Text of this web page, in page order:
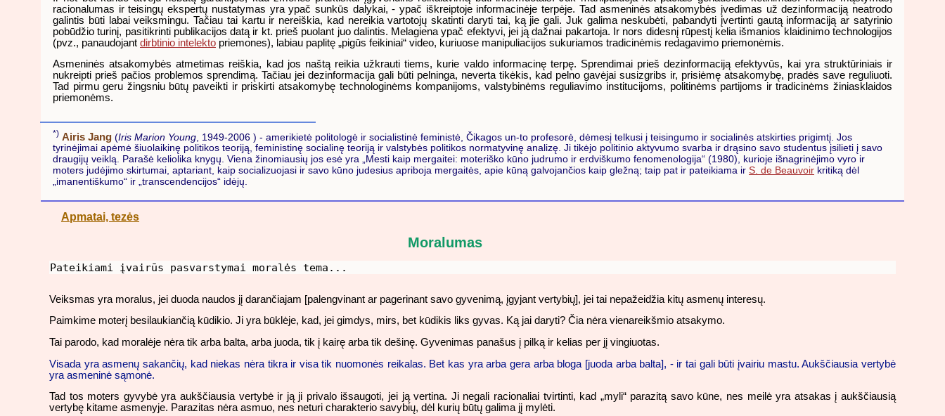
racionalumas ir teisingų ekspertų nustatymas yra ypač sunkūs dalykai, - ypač iškreiptoje informacinėje terpėje. Tad asmeninės atsakomybės įvedimas už dezinformaciją neatrodo
galintis būti labai veiksmingu. Tačiau tai kartu ir nereiškia, kad nereikia vartotojų skatinti daryti tai, ką jie gali. Juk galima neskubėti, pabandyti įvertinti gautą informaciją ar satyrinio
pobūdžio turinį, pasitikrinti publikacijos datą ir kt. prieš puolant juo dalintis. Melagiena ypač efektyvi, jei ją dažnai pakartoja. Ir nors didesnį rūpestį kelia išmanios klaidinimo technologijos
(pvz., panaudojant dirbtinio intelekto priemones), labiau paplitę „pigūs feikiniai“ video, kuriuose manipuliacijos sukuriamos tradicinėmis redagavimo priemonėmis.
Asmeninės atsakomybės atmetimas reiškia, kad jos naštą reikia užkrauti tiems, kurie valdo informacinę terpę. Sprendimai prieš dezinformaciją efektyvūs, kai yra struktūriniais ir
nukreipti prieš pačios problemos sprendimą. Tačiau jei dezinformacija gali būti pelninga, neverta tikėkis, kad pelno gavėjai susizgribs ir, prisiėmę atsakomybę, pradės save reguliuoti.
Tad pirmu geru žingsniu būtų paveikti ir priskirti atsakomybę technologinėms kompanijoms, valstybinėms reguliavimo institucijoms, politinėms partijoms ir tradicinėms žiniasklaidos
priemonėms.
*) Airis Jang (Iris Marion Young , 1949-2006 ) - amerikietė politologė ir socialistinė feministė, Čikagos un-to profesorė, dėmesį telkusi į teisingumo ir socialinės atskirties prigimtį. Jos
tyrinėjimai apėmė šiuolaikinę politikos teoriją, feministinę socialinę teoriją ir valstybės politikos normatyvinę analizę. Ji tikėjo politinio aktyvumo svarba ir drąsino savo studentus įsilieti į savo
draugijų veiklą. Parašė keliolika knygų. Viena žinomiausių jos esė yra „Mesti kaip mergaitei: moteriško kūno judrumo ir erdviškumo fenomenologija“ (1980), kurioje išnagrinėjimo vyro ir
moters judėjimo skirtumai, aptariant, kaip socializuojasi ir savo kūno judesius apriboja mergaitės, apie kūną galvojančios kaip gležną; taip pat ir pateikiama ir S. de Beauvoir kritiką dėl
„imanentiškumo“ ir „transcendencijos“ idėjų.
Apmatai, tezės
Moralumas
Pateikiami įvairūs pasvarstymai moralės tema...
Veiksmas yra moralus, jei duoda naudos jį darančiajam [palengvinant ar pagerinant savo gyvenimą, įgyjant vertybių], jei tai nepažeidžia kitų asmenų interesų.
Paimkime moterį besilaukiančią kūdikio. Ji yra būklėje, kad, jei gimdys, mirs, bet kūdikis liks gyvas. Ką jai daryti? Čia nėra vienareikšmio atsakymo.
Tai parodo, kad moralėje nėra tik arba balta, arba juoda, tik į kairę arba tik dešinę. Gyvenimas panašus į pilką ir kelias per jį vingiuotas.
Visada yra asmenų sakančių, kad niekas nėra tikra ir visa tik nuomonės reikalas. Bet kas yra arba gera arba bloga [juoda arba balta], - ir tai gali būti įvairiu mastu. Aukščiausia vertybė
yra asmeninė sąmonė.
Tad tos moters gyvybė yra aukščiausia vertybė ir ją ji privalo išsaugoti, jei ją vertina. Ji negali racionaliai tvirtinti, kad „myli“ parazitą savo kūne, nes meilė yra atsakas į aukščiausią
vertybę kitame asmenyje. Parazitas nėra asmuo, nes neturi charakterio savybių, dėl kurių būtų galima jį mylėti.